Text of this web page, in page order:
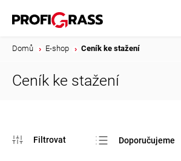
Domů E-shop Ceník ke stažení
Ceník ke stažení
Doporučujeme